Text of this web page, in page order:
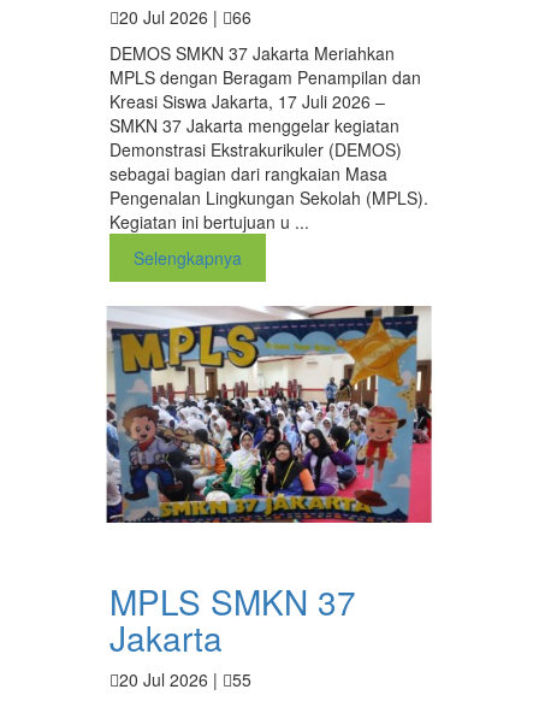
20 Jul 2026 |
66
DEMOS SMKN 37 Jakarta Meriahkan
MPLS dengan Beragam Penampilan dan
Kreasi Siswa Jakarta, 17 Juli 2026 –
SMKN 37 Jakarta menggelar kegiatan
Demonstrasi Ekstrakurikuler (DEMOS)
sebagai bagian dari rangkaian Masa
Pengenalan Lingkungan Sekolah (MPLS).
Kegiatan ini bertujuan u ...
Selengkapnya
MPLS SMKN 37
Jakarta
20 Jul 2026 |
55